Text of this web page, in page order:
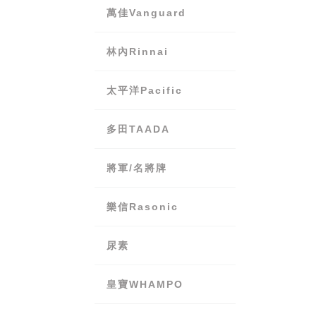
萬佳Vanguard
林內Rinnai
太平洋Pacific
多田TAADA
將軍/名將牌
樂信Rasonic
尿素
皇寶WHAMPO